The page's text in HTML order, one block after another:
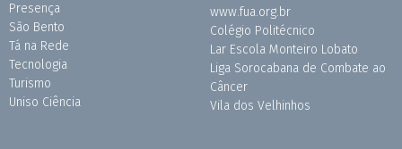
Presença
São Bento
Tá na Rede
Tecnologia
Turismo
Uniso Ciência
www.fua.org.br
Colégio Politécnico
Lar Escola Monteiro Lobato
Liga Sorocabana de Combate ao
Câncer
Vila dos Velhinhos